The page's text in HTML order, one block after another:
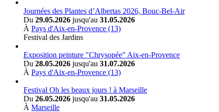
Journées des Plantes d’Albertas 2026, Bouc-Bel-Air
Du 29.05.2026 jusqu'au 31.05.2026
À Pays d'Aix-en-Provence (13)
Festival des Jardins
Exposition peinture "Chrysopée" Aix-en-Provence
Du 28.05.2026 jusqu'au 31.07.2026
À Pays d'Aix-en-Provence (13)
Festival Oh les beaux jours ! à Marseille
Du 26.05.2026 jusqu'au 31.05.2026
À Marseille